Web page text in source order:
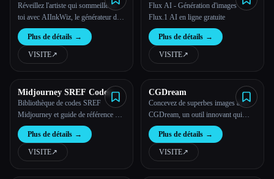
Generator
Réveillez l'artiste qui sommeille en
toi avec AIInkWiz, le générateur de
tatouages IA qui donne vie à tes
idées sous forme d'encre
époustouflante ! Crée, personnalise
et porte fièrement ton chef-d'œuvre
Plus de détails →
VISITE↗︎
Flux AI - Génération d'images
Flux.1 AI en ligne gratuite
Plus de détails →
VISITE↗︎
Midjourney SREF Codes
Library and Guide for Style
Reference
Bibliothèque de codes SREF
Midjourney et guide de référence de
style
Plus de détails →
VISITE↗︎
CGDream
Concevez de superbes images avec
CGDream, un outil innovant qui
intègre des modèles 3D et une
intelligence artificielle générative
pour un contrôle et une créativité
inégalés.
Plus de détails →
VISITE↗︎